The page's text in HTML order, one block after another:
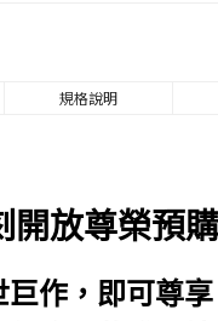
規格說明
開放尊榮預
巨作，即可尊